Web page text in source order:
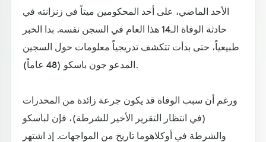
الأحد الماضي، على أحد المحكومين ميتاً في زنزانته في
حادثة الوفاة الـ14 هذا العام في السجن نفسه. بدا الخبر
طبيعياً، حتى بدأت تتكشف تدريجياً معلومات حول السجين
المدعو جون باسكو (48 عاماً).
ورغم أن سبب الوفاة قد يكون جرعة زائدة من المخدرات
(في انتظار التقرير الأخير للشرطة)، فإن لباسكو
والشرطة في أوكلاهوما تاريخ من المواجهات. إذ اشتهر